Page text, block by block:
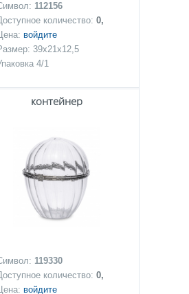
112156
количество: 0,
войдите
39x21x12,5
4/1
контейнер
119330
количество: 0,
войдите